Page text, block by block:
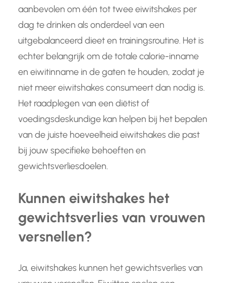
aanbevolen om één tot twee eiwitshakes per
dag te drinken als onderdeel van een
uitgebalanceerd dieet en trainingsroutine. Het is
echter belangrijk om de totale calorie-inname
en eiwitinname in de gaten te houden, zodat je
niet meer eiwitshakes consumeert dan nodig is.
Het raadplegen van een diëtist of
voedingsdeskundige kan helpen bij het bepalen
van de juiste hoeveelheid eiwitshakes die past
bij jouw specifieke behoeften en
gewichtsverliesdoelen.
Kunnen eiwitshakes het
gewichtsverlies van vrouwen
versnellen?
Ja, eiwitshakes kunnen het gewichtsverlies van